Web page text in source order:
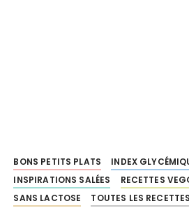
BONS PETITS PLATS
INDEX
INSPIRATIONS SALÉES
RECETTES
SANS LACTOSE
TOUTES LES RECETTES